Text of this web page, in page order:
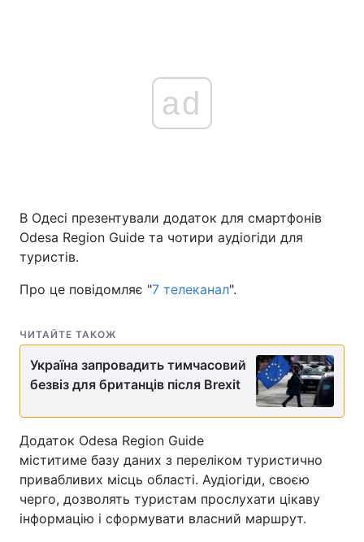
ad
В Одесі презентували додаток для смартфонів
Odesa Region Guide та чотири аудіогіди для
туристів.
Про це повідомляє "7 телеканал".
ЧИТАЙТЕ ТАКОЖ
Україна запровадить тимчасовий
безвіз для британців після Brexit
Додаток Odesa Region Guide
міститиме базу даних з переліком туристично
привабливих місць області. Аудіогіди, своєю
черго, дозволять туристам прослухати цікаву
інформацію і сформувати власний маршрут.